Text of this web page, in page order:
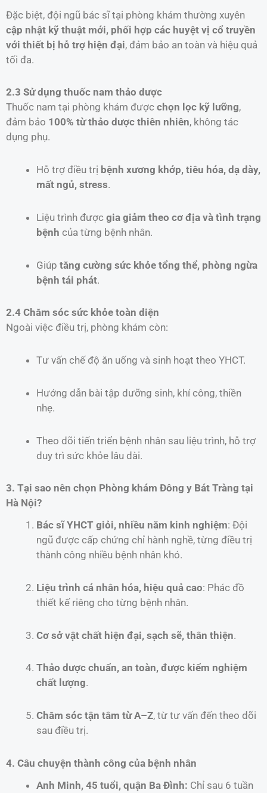
Đặc biệt, đội ngũ bác sĩ tại phòng khám thường xuyên
cập nhật kỹ thuật mới, phối hợp các huyệt vị cổ truyền
với thiết bị hỗ trợ hiện đại, đảm bảo an toàn và hiệu quả
tối đa.
2.3 Sử dụng thuốc nam thảo dược
Thuốc nam tại phòng khám được chọn lọc kỹ lưỡng,
đảm bảo 100% từ thảo dược thiên nhiên, không tác
dụng phụ.
Hỗ trợ điều trị bệnh xương khớp, tiêu hóa, dạ dày,
mất ngủ, stress.
Liệu trình được gia giảm theo cơ địa và tình trạng
bệnh của từng bệnh nhân.
Giúp tăng cường sức khỏe tổng thể, phòng ngừa
bệnh tái phát.
2.4 Chăm sóc sức khỏe toàn diện
Ngoài việc điều trị, phòng khám còn:
Tư vấn chế độ ăn uống và sinh hoạt theo YHCT.
Hướng dẫn bài tập dưỡng sinh, khí công, thiền
nhẹ.
Theo dõi tiến triển bệnh nhân sau liệu trình, hỗ trợ
duy trì sức khỏe lâu dài.
3. Tại sao nên chọn Phòng khám Đông y Bát Tràng tại
Hà Nội?
Bác sĩ YHCT giỏi, nhiều năm kinh nghiệm: Đội
ngũ được cấp chứng chỉ hành nghề, từng điều trị
thành công nhiều bệnh nhân khó.
Liệu trình cá nhân hóa, hiệu quả cao: Phác đồ
thiết kế riêng cho từng bệnh nhân.
Cơ sở vật chất hiện đại, sạch sẽ, thân thiện.
Thảo dược chuẩn, an toàn, được kiểm nghiệm
chất lượng.
Chăm sóc tận tâm từ A–Z, từ tư vấn đến theo dõi
sau điều trị.
4. Câu chuyện thành công của bệnh nhân
Anh Minh, 45 tuổi, quận Ba Đình: Chỉ sau 6 tuần